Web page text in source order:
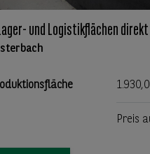
und Logistikflächen
Preis